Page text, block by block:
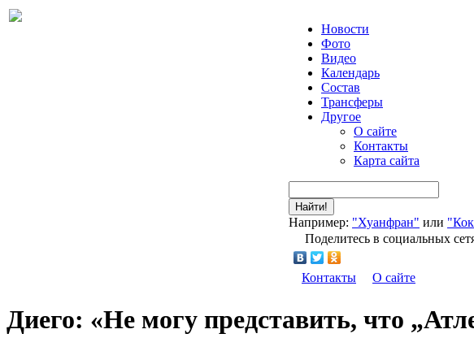
Новости
Фото
Видео
Календарь
Состав
Трансферы
Другое
О сайте
Контакты
Карта сайта
Найти!
Например: "Хуанфран" или
Поделитесь в социальных
Контакты О сайте
Диего: «Не могу представить, что